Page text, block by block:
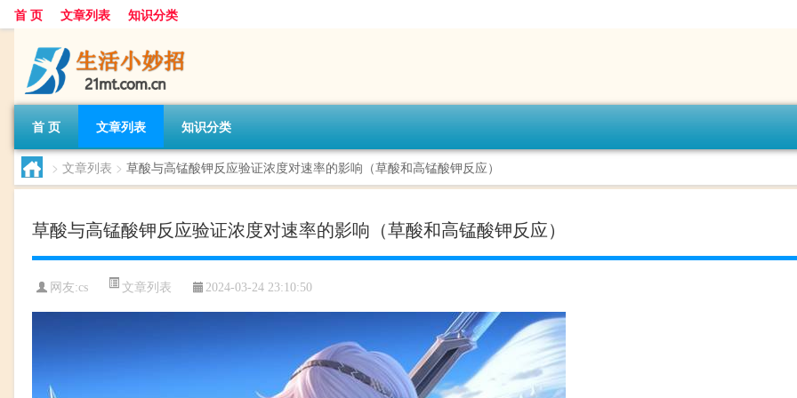
首 页 文章列表 知识分类
首 页 文章列表 知识分类
> 文章列表 > 草酸与高锰酸钾反应验证浓度对速率的影响（草酸和高锰酸钾反应）
草酸与高锰酸钾反应验证浓度对速率的影响（草酸和高锰酸钾反应）
网友:cs 文章列表 2024-03-24 23:10:50